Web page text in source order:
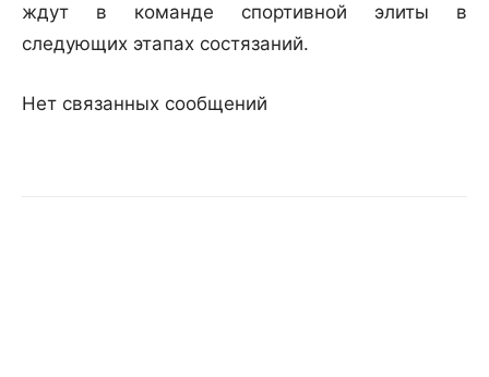
ждут в команде спортивной элиты в
следующих этапах состязаний.
Нет связанных сообщений